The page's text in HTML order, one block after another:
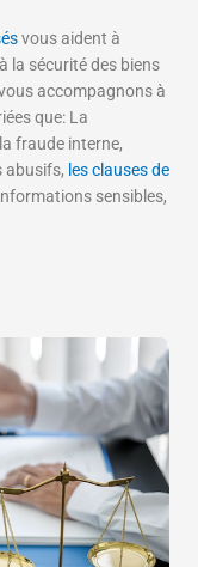
vous aident à
la sécurité des biens
accompagnons à
que: La
fraude interne,
abusifs, les clauses de
sensibles,